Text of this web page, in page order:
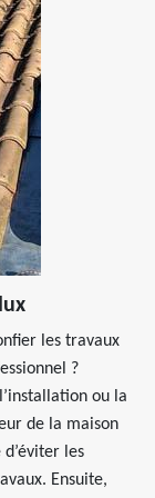
les travaux
?
ou la
de la maison
les
Ensuite,